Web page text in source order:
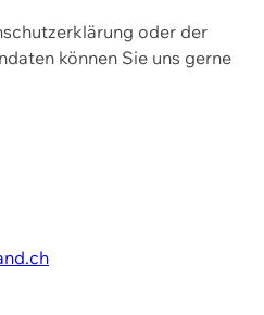
oder der
können Sie uns gerne